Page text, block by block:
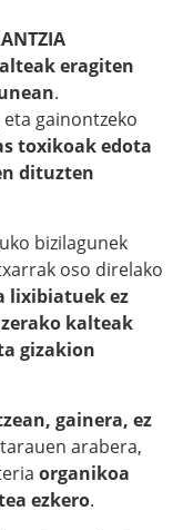
eragiten
.
gainontzeko
toxikoak edota
dituzten
bizilagunek
oso direlako
lixibiatuek ez
kalteak
gizakion
gainera, ez
arabera,
organikoa
ezkero.